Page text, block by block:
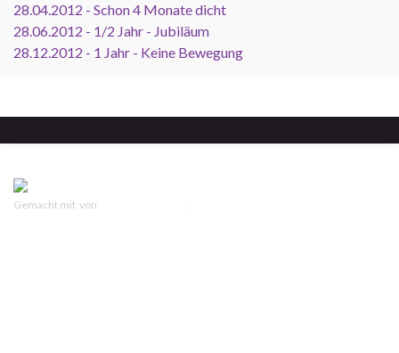
28.04.2012 - Schon 4 Monate dicht
28.06.2012 - 1/2 Jahr - Jubiläum
28.12.2012 - 1 Jahr - Keine Bewegung
Gemacht mit von .